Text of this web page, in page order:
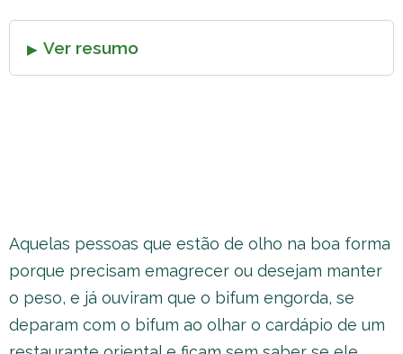
Ver resumo
Aquelas pessoas que estão de olho na boa forma
porque precisam emagrecer ou desejam manter
o peso, e já ouviram que o bifum engorda, se
deparam com o bifum ao olhar o cardápio de um